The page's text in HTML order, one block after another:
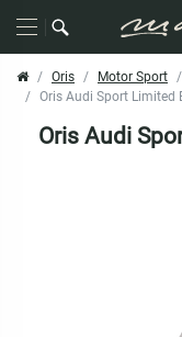
Oris Motor Sport
Oris Audi Sport Limited
Oris Audi